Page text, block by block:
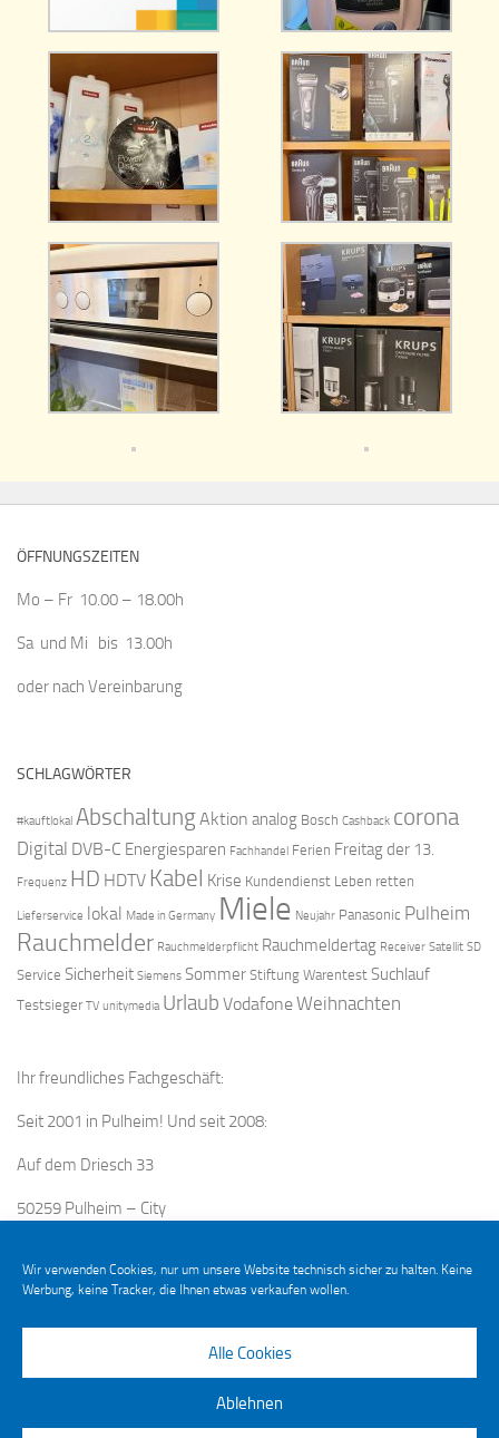
Wir verwenden Cookies, nur um unsere Website technisch sicher zu halten. Keine
Werbung, keine Tracker, die Ihnen etwas verkaufen wollen.
Alle Cookies
Ablehnen
ÖFFNUNGSZEITEN
Mo – Fr 10.00 – 18.00h
Sa und Mi bis 13.00h
oder nach Vereinbarung
SCHLAGWÖRTER
#kauftlokal AbschaltungAktion analog Bosch Cashback corona
Digital DVB-C Energiesparen Fachhandel Ferien Freitag der 13.
Frequenz HD HDTV Kabel Krise Kundendienst Leben retten
Lieferservice lokal Made in Germany Miele Neujahr Panasonic Pulheim
Rauchmelder Rauchmelderpflicht Rauchmeldertag Receiver Satellit SD
Service Sicherheit Siemens Sommer Stiftung Warentest Suchlauf
Testsieger TV unitymedia Urlaub VodafoneWeihnachten
Ihr freundliches Fachgeschäft:
Seit 2001 in Pulheim! Und seit 2008:
Auf dem Driesch 33
50259 Pulheim – City
Elektro Eberle © 2026. Alle Rechte vorbehalten.